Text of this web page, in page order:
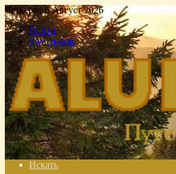
Четверг , 6 Август 2026
Войти
Switch skin
Искать